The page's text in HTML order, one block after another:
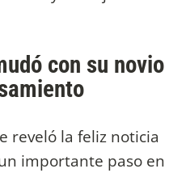
con su novio
reveló la feliz noticia
importante paso en